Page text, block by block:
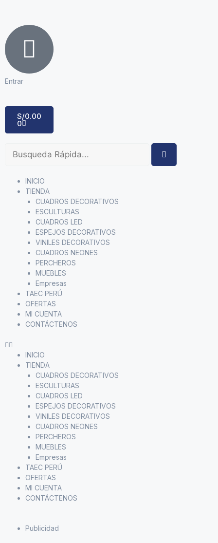
Entrar
S/0.00
0
INICIO
TIENDA
CUADROS DECORATIVOS
ESCULTURAS
CUADROS LED
ESPEJOS DECORATIVOS
VINILES DECORATIVOS
CUADROS NEONES
PERCHEROS
MUEBLES
Empresas
TAEC PERÚ
OFERTAS
MI CUENTA
CONTÁCTENOS
INICIO
TIENDA
CUADROS DECORATIVOS
ESCULTURAS
CUADROS LED
ESPEJOS DECORATIVOS
VINILES DECORATIVOS
CUADROS NEONES
PERCHEROS
MUEBLES
Empresas
TAEC PERÚ
OFERTAS
MI CUENTA
CONTÁCTENOS
Publicidad